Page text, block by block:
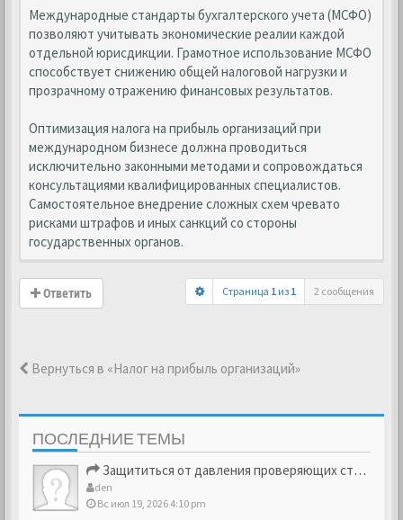
Международные стандарты бухгалтерского учета (МСФО)
позволяют учитывать экономические реалии каждой
отдельной юрисдикции. Грамотное использование МСФО
способствует снижению общей налоговой нагрузки и
прозрачному отражению финансовых результатов.
Оптимизация налога на прибыль организаций при
международном бизнесе должна проводиться
исключительно законными методами и сопровождаться
консультациями квалифицированных специалистов.
Самостоятельное внедрение сложных схем чревато
рисками штрафов и иных санкций со стороны
государственных органов.
Ответить Страница 1 из 1 2 сообщения
Вернуться в «Налог на прибыль организаций»
ПОСЛЕДНИЕ ТЕМЫ
Защититься от давления проверяющих структур
den
Вс июл 19, 2026 4:10 pm